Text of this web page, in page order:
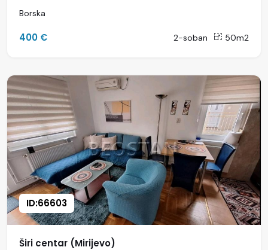
Borska
400 € 2-soban 50m2
ID:66603
Širi centar (Mirijevo)